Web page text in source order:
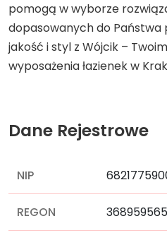
pomogą w wyborze
dopasowanych do Państwa
jakość i styl z Wójcik –
wyposażenia łazienek w
Dane Rejestrowe
NIP
REGON 368959565